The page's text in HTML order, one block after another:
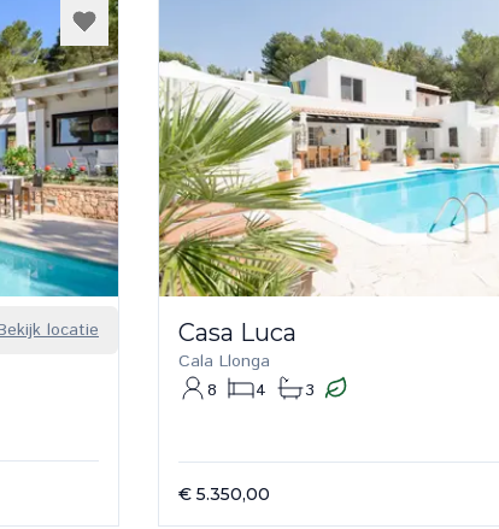
locatie Casa Luca
Cala Llonga
8
4 3
€ 5.350,00